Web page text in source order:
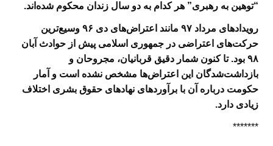
“توهین به رهبری” هر کدام به دو سال زندان محکوم شده‌اند.
رویدادهای مرداد ۹۷ مانند اعتراض‌های دی ۹۶ وسیع‌ترین
حرکت‌های اعتراضی در جمهوری اسلامی پیش از حوادث آبان
۹۸ بود. تا کنون شمار دقیق قربانیان، مجروحان و
بازداشت‌شدگان این اعتراض‌ها مشخص نشده است و آمار
حکومت درباره آن با برآوردهای نهادهای حقوق بشری اختلاف
زیادی دارد.
*******